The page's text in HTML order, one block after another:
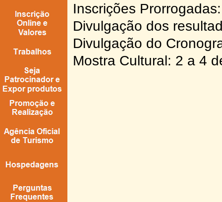
Inscrições
Divulgação dos
Divulgação do
Mostra Cultural: 2 a 4